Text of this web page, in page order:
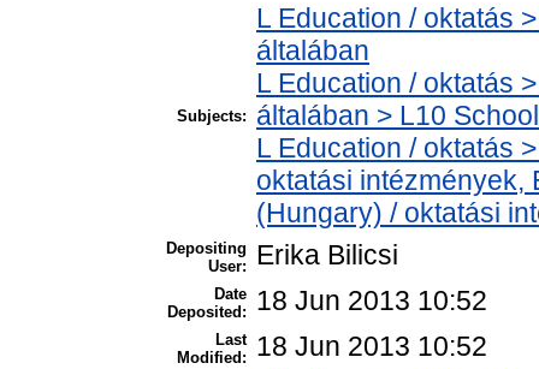
Subjects:
L Education / oktatás
általában
L Education / oktatás
általában > L10
L Education / oktatás
oktatási intézmények,
(Hungary) / oktatási
Depositing
User:
Erika Bilicsi
Date
Deposited:
18 Jun 2013 10:52
Last
Modified:
18 Jun 2013 10:52